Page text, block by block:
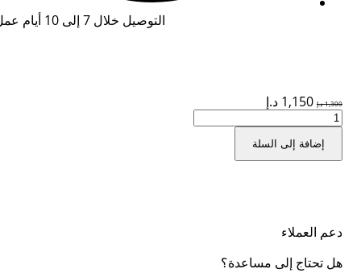
التوصيل خلال 7 إلى 10 أيام عمل
1,300د.إ 1,150 د.إ
إضافة إلى السلة
دعم العملاء
هل تحتاج إلى مساعدة؟